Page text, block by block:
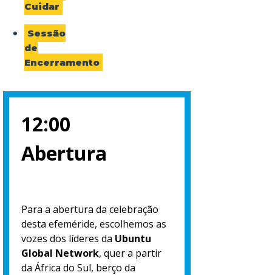
Cuidar
Sessão
de
Encerramento
12:00
Abertura
Para a abertura da celebração
desta efeméride, escolhemos as
vozes dos líderes da Ubuntu
Global Network, quer a partir
da África do Sul, berço da